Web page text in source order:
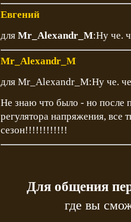
Евгений
для Mr_Alexandr_M:Ну че.
Mr_Alexandr_M
для Mr_Alexandr_M:Ну че.
Не знаю что было - но после
регулятора напряжения, все
сезон!!!!!!!!!!!!
Для общения
где вы